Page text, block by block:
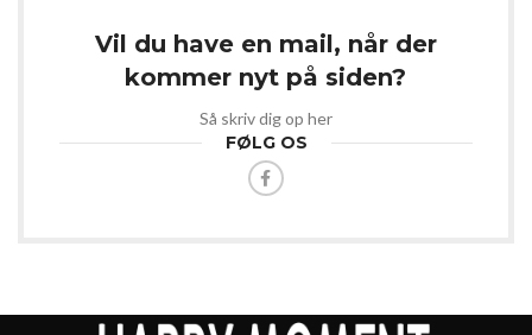
Vil du have en mail, når der
kommer nyt på siden?
Så skriv dig op her
FØLG OS